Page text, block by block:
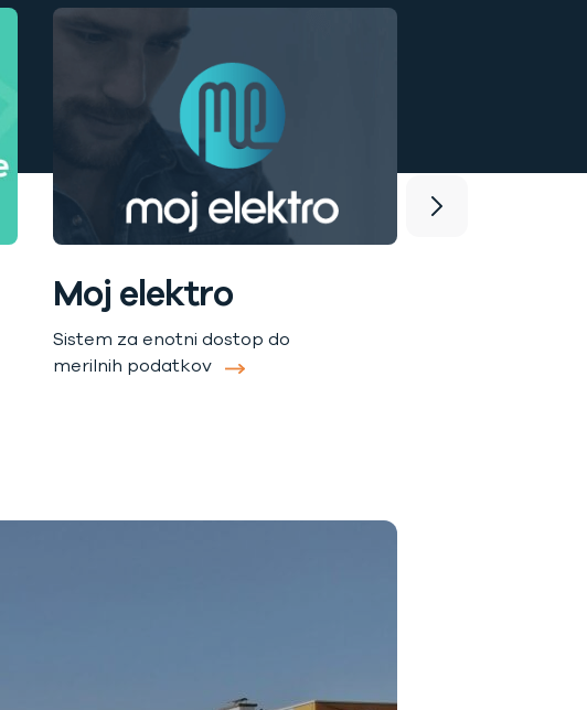
Moj elektro
Sistem za enotni dostop do
merilnih podatkov
dopolnilne